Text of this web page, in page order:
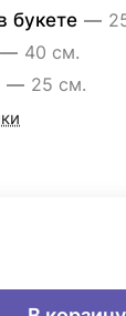
букете —
— 40 см.
— 25 см.